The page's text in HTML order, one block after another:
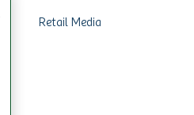
Retail Media